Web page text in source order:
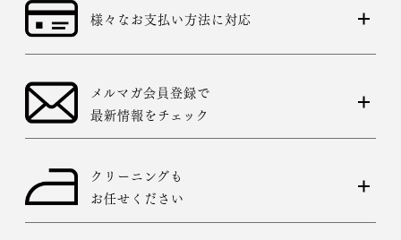
様々なお支払い方法に対応
メルマガ会員登録で
最新情報をチェック
クリーニングも
お任せください